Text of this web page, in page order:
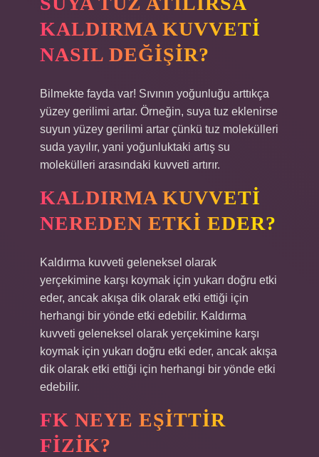
KALDIRMA KUVVETI
NASIL DEĞIŞIR?
Bilmekte fayda var! Sıvının yoğunluğu arttıkça
yüzey gerilimi artar. Örneğin, suya tuz eklenirse
suyun yüzey gerilimi artar çünkü tuz molekülleri
suda yayılır, yani yoğunluktaki artış su
molekülleri arasındaki kuvveti artırır.
KALDIRMA KUVVETI
NEREDEN ETKI EDER?
Kaldırma kuvveti geleneksel olarak
yerçekimine karşı koymak için yukarı doğru etki
eder, ancak akışa dik olarak etki ettiği için
herhangi bir yönde etki edebilir. Kaldırma
kuvveti geleneksel olarak yerçekimine karşı
koymak için yukarı doğru etki eder, ancak akışa
dik olarak etki ettiği için herhangi bir yönde etki
edebilir.
FK NEYE EŞITTIR
FIZIK?